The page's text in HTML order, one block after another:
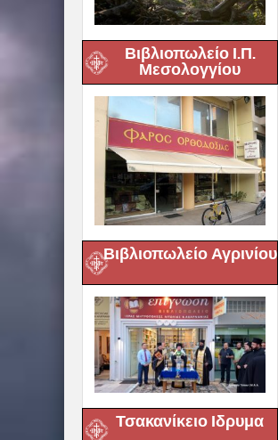
Βιβλιοπωλείο Ι.Π.
Μεσολογγίου
Βιβλιοπωλείο Αγρινίου
Τσακανίκειο Ιδρυμα